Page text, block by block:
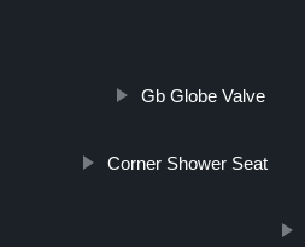
Gb Globe Valve
Corner Shower Seat